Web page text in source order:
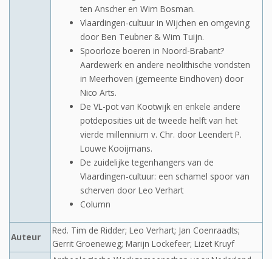
ten Anscher en Wim Bosman.
Vlaardingen-cultuur in Wijchen en omgeving
door Ben Teubner & Wim Tuijn.
Spoorloze boeren in Noord-Brabant?
Aardewerk en andere neolithische vondsten
in Meerhoven (gemeente Eindhoven) door
Nico Arts.
De VL-pot van Kootwijk en enkele andere
potdeposities uit de tweede helft van het
vierde millennium v. Chr. door Leendert P.
Louwe Kooijmans.
De zuidelijke tegenhangers van de
Vlaardingen-cultuur: een schamel spoor van
scherven door Leo Verhart
Column
Auteur
Red. Tim de Ridder; Leo Verhart; Jan Coenraadts;
Gerrit Groeneweg; Marijn Lockefeer; Lizet Kruyf